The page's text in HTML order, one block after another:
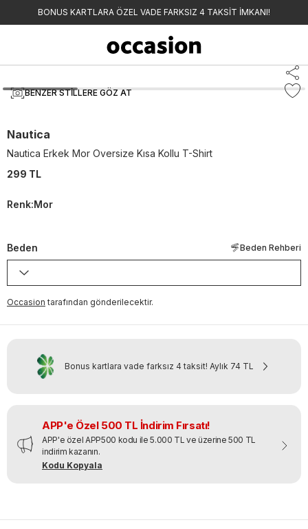
BONUS KARTLARA ÖZEL VADE FARKSIZ 4 TAKSİT İMKANI!
BENZER STILLERE GÖZ AT
Nautica
Nautica Erkek Mor Oversize Kısa Kollu T-Shirt
299 TL
Renk:Mor
Beden Beden Rehberi
Occasion tarafından gönderilecektir.
Bonus kartlara vade farksız 4 taksit! Aylık 74 TL
APP'e Özel 500 TL İndirim Fırsatı!
APP'e özel APP500 kodu ile 5.000 TL ve üzerine 500 TL
indirim kazanın.
Kodu Kopyala